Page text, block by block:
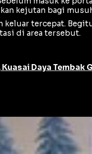
kejutan bagi
tercepat.
di area tersebut.
Daya Tembak